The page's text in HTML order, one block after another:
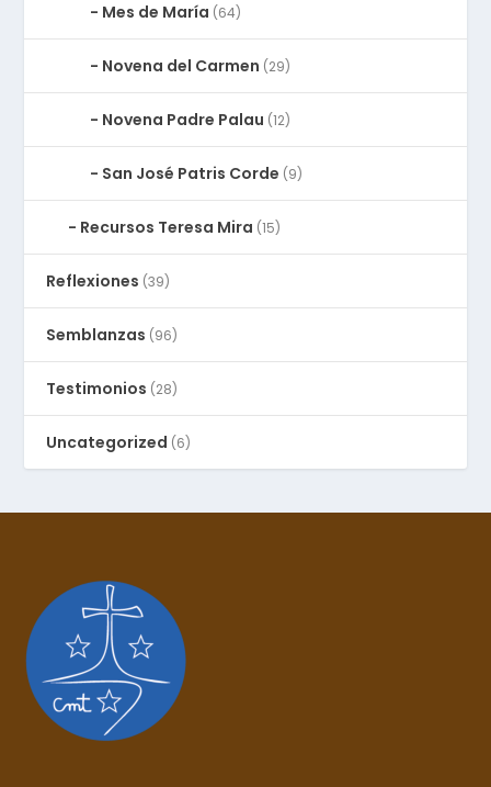
Mes de María (64)
Novena del Carmen (29)
Novena Padre Palau (12)
San José Patris Corde (9)
Recursos Teresa Mira (15)
Reflexiones (39)
Semblanzas (96)
Testimonios (28)
Uncategorized (6)